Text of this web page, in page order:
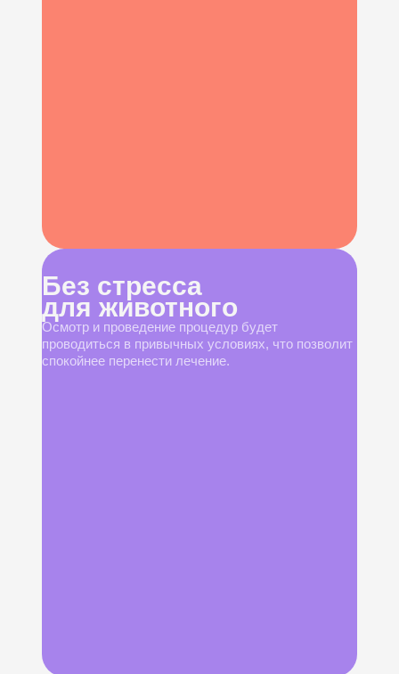
Без стресса
для животного
Осмотр и проведение процедур будет
проводиться в привычных условиях, что позволит
спокойнее перенести лечение.